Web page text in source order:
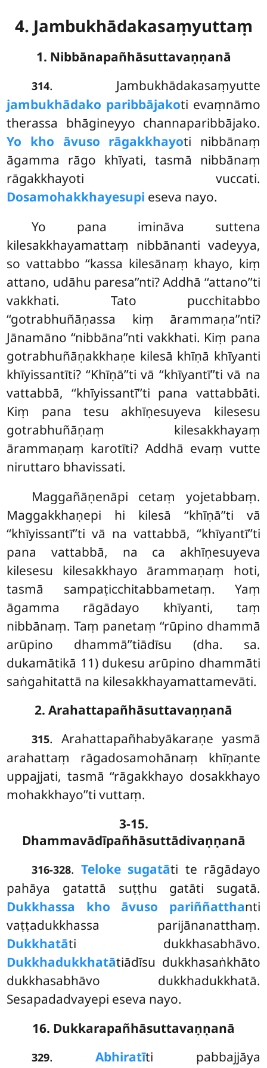
4. Jambukhādakasaṃyuttaṃ
1. Nibbānapañhāsuttavaṇṇanā
314. Jambukhādakasaṃyutte
jambukhādako paribbājakoti evaṃnāmo
therassa bhāgineyyo channaparibbājako.
Yo kho āvuso rāgakkhayoti nibbānaṃ
āgamma rāgo khīyati, tasmā nibbānaṃ
rāgakkhayoti vuccati.
Dosamohakkhayesupi eseva nayo.
Yo pana imināva suttena
kilesakkhayamattaṃ nibbānanti vadeyya,
so vattabbo ‘‘kassa kilesānaṃ khayo, kiṃ
attano, udāhu paresa’’nti? Addhā ‘‘attano’’ti
vakkhati. Tato pucchitabbo
‘‘gotrabhuñāṇassa kiṃ ārammaṇa’’nti?
Jānamāno ‘‘nibbāna’’nti vakkhati. Kiṃ pana
gotrabhuñāṇakkhaṇe kilesā khīṇā khīyanti
khīyissantīti? ‘‘Khīṇā’’ti vā ‘‘khīyantī’’ti vā na
vattabbā, ‘‘khīyissantī’’ti pana vattabbāti.
Kiṃ pana tesu akhīṇesuyeva kilesesu
gotrabhuñāṇaṃ kilesakkhayaṃ
ārammaṇaṃ karotīti? Addhā evaṃ vutte
niruttaro bhavissati.
Maggañāṇenāpi cetaṃ yojetabbaṃ.
Maggakkhaṇepi hi kilesā ‘‘khīṇā’’ti vā
‘‘khīyissantī’’ti vā na vattabbā, ‘‘khīyantī’’ti
pana vattabbā, na ca akhīṇesuyeva
kilesesu kilesakkhayo ārammaṇaṃ hoti,
tasmā sampaṭicchitabbametaṃ. Yaṃ
āgamma rāgādayo khīyanti, taṃ
nibbānaṃ. Taṃ panetaṃ ‘‘rūpino dhammā
arūpino dhammā’’tiādīsu (dha. sa.
dukamātikā 11) dukesu arūpino dhammāti
saṅgahitattā na kilesakkhayamattamevāti.
2. Arahattapañhāsuttavaṇṇanā
315. Arahattapañhabyākaraṇe yasmā
arahattaṃ rāgadosamohānaṃ khīṇante
uppajjati, tasmā ‘‘rāgakkhayo dosakkhayo
mohakkhayo’’ti vuttaṃ.
3-15.
Dhammavādīpañhāsuttādivaṇṇanā
316-328.Teloke sugatāti te rāgādayo
pahāya gatattā suṭṭhu gatāti sugatā.
Dukkhassa kho āvuso pariññatthanti
vaṭṭadukkhassa parijānanatthaṃ.
Dukkhatāti dukkhasabhāvo.
Dukkhadukkhatātiādīsu dukkhasaṅkhāto
dukkhasabhāvo dukkhadukkhatā.
Sesapadadvayepi eseva nayo.
16. Dukkarapañhāsuttavaṇṇanā
329.Abhiratīti pabbajjāya